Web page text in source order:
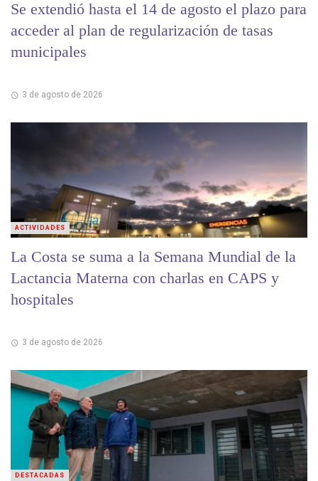
Se extendió hasta el 14 de agosto el plazo para
acceder al plan de regularización de tasas
municipales
3 de agosto de 2026
La Costa se suma a la Semana Mundial de la
Lactancia Materna con charlas en CAPS y
hospitales
3 de agosto de 2026
ACTIVIDADES
DESTACADAS